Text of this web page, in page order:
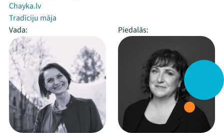
Chayka.lv
Tradīciju māja
Vada:
Piedalās: